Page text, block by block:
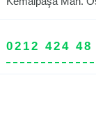
0212 424 48